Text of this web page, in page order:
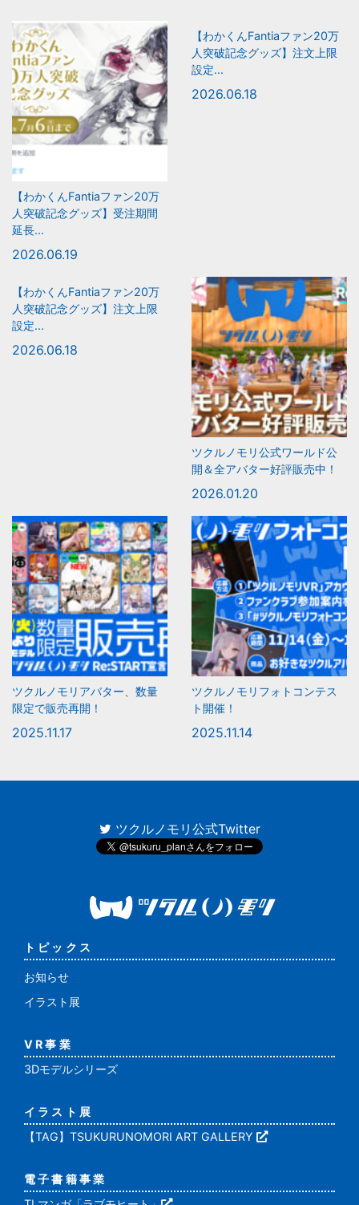
【わかくんFantiaファン20万
人突破記念グッズ】受注期間
延長...
2026.06.19
【わかくんFantiaファン20万
人突破記念グッズ】注文上限
設定...
2026.06.18
【わかくんFantiaファン20万
人突破記念グッズ】注文上限
設定...
2026.06.18
ツクルノモリ公式ワールド公
開＆全アバター好評販売中！
2026.01.20
ツクルノモリアバター、数量
限定で販売再開！
2025.11.17
ツクルノモリフォトコンテス
ト開催！
2025.11.14
トピックス
お知らせ
イラスト展
VR事業
3Dモデルシリーズ
イラスト展
【TAG】TSUKURUNOMORI ART GALLERY
電子書籍事業
ツクルノモリ公式Twitter